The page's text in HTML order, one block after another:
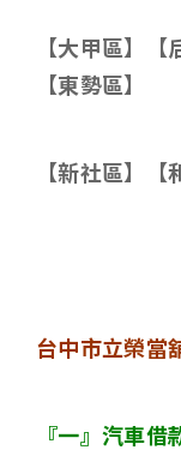
【大甲區】
【東勢區】
【新社區】【
台中市立榮當
『一』汽車